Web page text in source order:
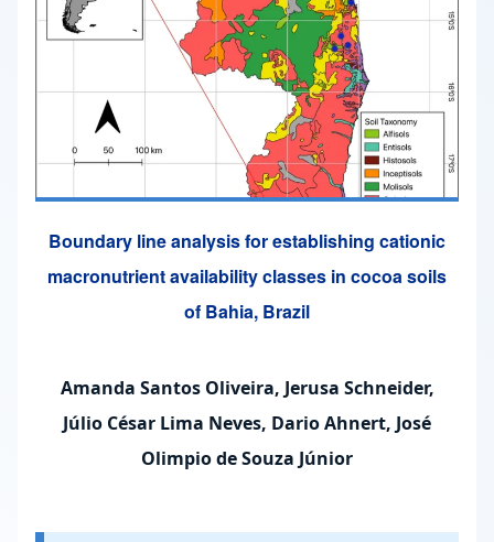
Boundary line analysis for establishing cationic
macronutrient availability classes in cocoa soils
of Bahia, Brazil
Amanda Santos Oliveira, Jerusa Schneider,
Júlio César Lima Neves, Dario Ahnert, José
Olimpio de Souza Júnior